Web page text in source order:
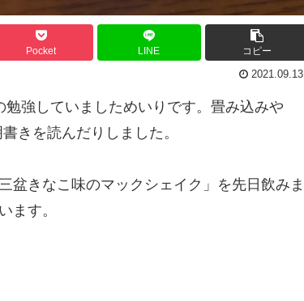
Pocket LINE コピー
2021.09.13
強していましためいりです。畳み込みや
きを読んだりしました。
盆きなこ味のマックシェイク」を先日飲みま
ます。